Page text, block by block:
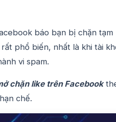
báo bạn bị chặn tạm
phổ biến, nhất là khi tài
vi spam.
chặn like trên Facebook
chế.